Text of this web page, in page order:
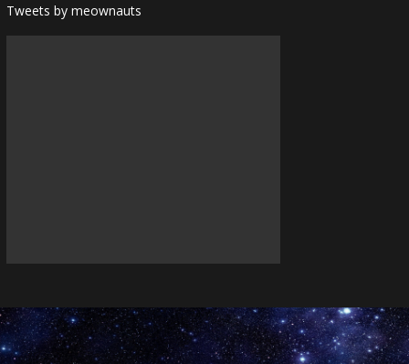
Tweets by meownauts